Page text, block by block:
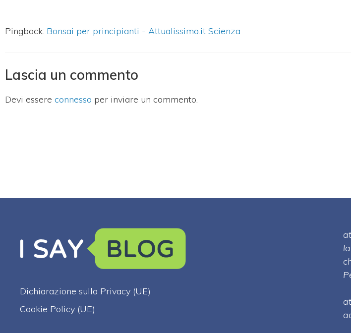
Pingback: Bonsai per principianti - Attualissimo.it Scienza
Lascia un commento
Devi essere connesso per inviare un commento.
Dichiarazione sulla Privacy (UE)
Cookie Policy (UE)